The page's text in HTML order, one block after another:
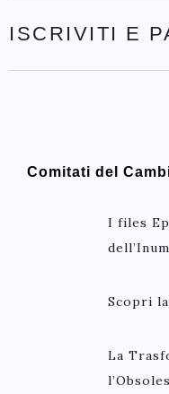
ISCRIVITI E
Comitati del
I files
Scopri
La